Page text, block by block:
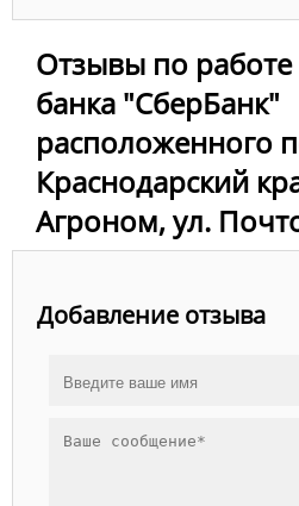
Отзывы по работе
банка "СберБанк"
расположенного
Краснодарский
Агроном, ул.
Добавление отзыва